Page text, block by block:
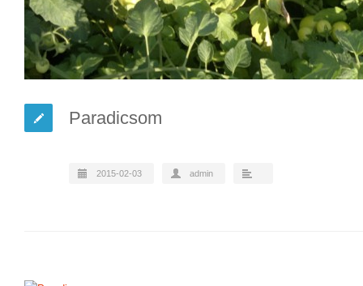
Paradicsom
2015-02-03 admin